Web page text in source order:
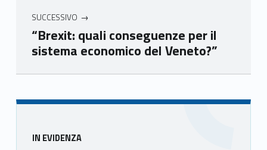
SUCCESSIVO
“Brexit: quali conseguenze per il
sistema economico del Veneto?”
Skip back to main navigation
Sidebar
IN EVIDENZA